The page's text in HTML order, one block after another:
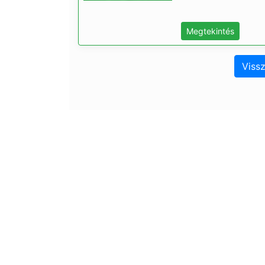
Megtekintés